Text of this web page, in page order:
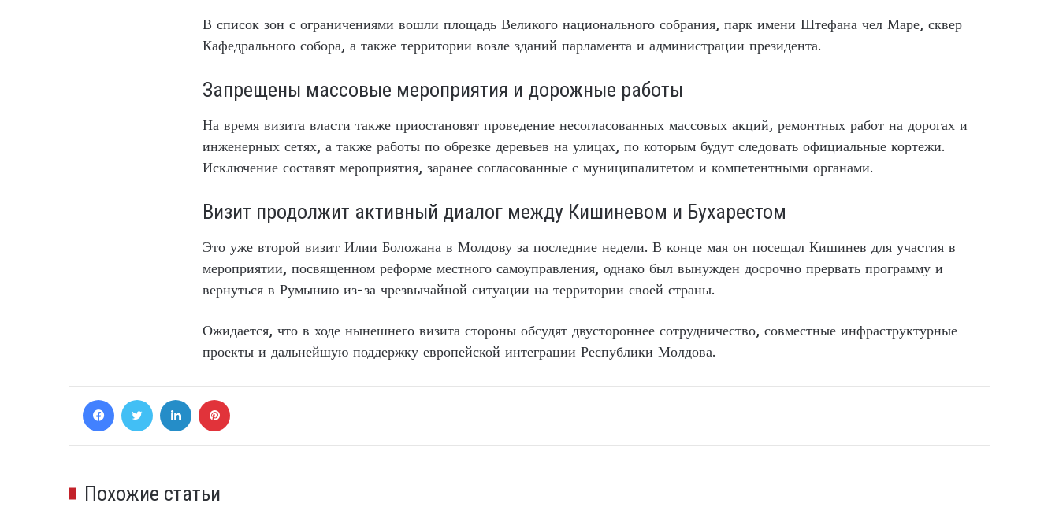
В список зон с ограничениями вошли площадь Великого национального собрания, парк имени Штефана чел Маре, сквер
Кафедрального собора, а также территории возле зданий парламента и администрации президента.
Запрещены массовые мероприятия и дорожные работы
На время визита власти также приостановят проведение несогласованных массовых акций, ремонтных работ на дорогах и
инженерных сетях, а также работы по обрезке деревьев на улицах, по которым будут следовать официальные кортежи.
Исключение составят мероприятия, заранее согласованные с муниципалитетом и компетентными органами.
Визит продолжит активный диалог между Кишиневом и Бухарестом
Это уже второй визит Илии Боложана в Молдову за последние недели. В конце мая он посещал Кишинев для участия в
мероприятии, посвященном реформе местного самоуправления, однако был вынужден досрочно прервать программу и
вернуться в Румынию из-за чрезвычайной ситуации на территории своей страны.
Ожидается, что в ходе нынешнего визита стороны обсудят двустороннее сотрудничество, совместные инфраструктурные
проекты и дальнейшую поддержку европейской интеграции Республики Молдова.
FacebookTwitter LinkedIn
Похожие статьи